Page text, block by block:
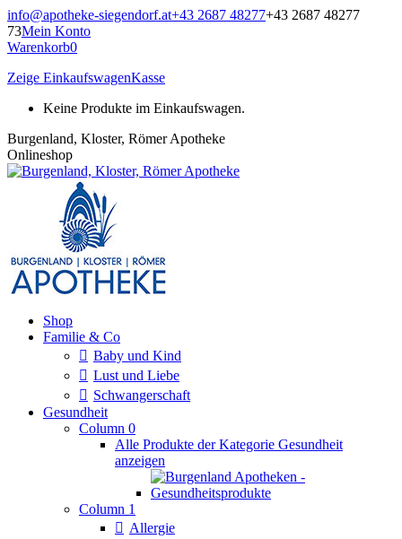
Zum
Inhalt
springen
info@apotheke-siegendorf.at+43 2687 48277+43 2687 48277
73Mein Konto
Warenkorb0
Zeige EinkaufswagenKasse
Keine Produkte im Einkaufswagen.
Burgenland, Kloster, Römer Apotheke
Onlineshop
Shop
Familie & Co
Baby und Kind
Lust und Liebe
Schwangerschaft
Gesundheit
Column 0
Alle Produkte der Kategorie Gesundheit
anzeigen
Column 1
Allergie